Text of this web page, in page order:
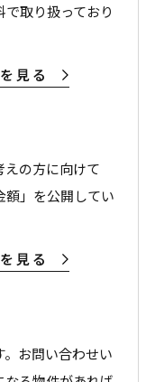
取り扱っており
見る
えの方に向けて
額」を公開してい
見る
お問い合わせい